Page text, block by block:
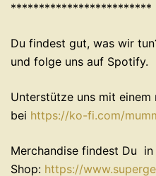
*************************
Du findest gut, was wir
und folge uns auf Spotify.
Unterstütze uns mit einem
bei ⁠⁠⁠⁠⁠⁠⁠⁠⁠⁠⁠⁠⁠⁠⁠⁠⁠⁠⁠⁠⁠⁠⁠⁠⁠⁠https://ko-fi.com/
Merchandise findest Du in
Shop: ⁠⁠⁠⁠⁠⁠⁠⁠⁠⁠⁠https://